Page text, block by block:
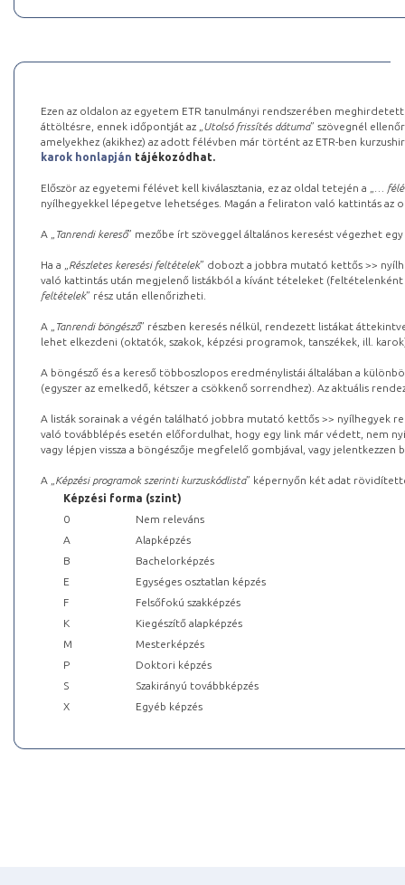
Ezen az oldalon az egyetem ETR tanulmányi rendszerében
áttöltésre, ennek időpontját az „ Utolsó frissítés dátuma” szövegnél
amelyekhez (akikhez) az adott félévben már történt az ETR-ben
karok honlapján tájékozódhat.
Először az egyetemi félévet kell kiválasztania, ez az oldal tetején a „
…
nyílhegyekkel lépegetve lehetséges. Magán a feliraton való kattintás az
A „ Tanrendi kereső” mezőbe írt szöveggel általános keresést végezhet
Ha a „ Részletes keresési feltételek” dobozt a jobbra mutató kettős >>
való kattintás után megjelenő listákból a kívánt tételeket (feltételenként
feltételek” rész után ellenőrizheti.
A „ Tanrendi böngésző” részben keresés nélkül, rendezett listákat
lehet elkezdeni (oktatók, szakok, képzési programok, tanszékek, ill.
A böngésző és a kereső többoszlopos eredménylistái általában a
(egyszer az emelkedő, kétszer a csökkenő sorrendhez). Az aktuális
A listák sorainak a végén található jobbra mutató kettős >> nyílhegyek
való továbblépés esetén előfordulhat, hogy egy link már védett, nem
vagy lépjen vissza a böngészője megfelelő gombjával, vagy
A „ Képzési programok szerinti kurzuskódlista” képernyőn két adat
Képzési forma (szint)
0
Nem releváns
A
Alapképzés
B
Bachelorképzés
E
Egységes osztatlan képzés
F
Felsőfokú szakképzés
K
Kiegészítő alapképzés
M
Mesterképzés
P
Doktori képzés
S
Szakirányú továbbképzés
X
Egyéb képzés